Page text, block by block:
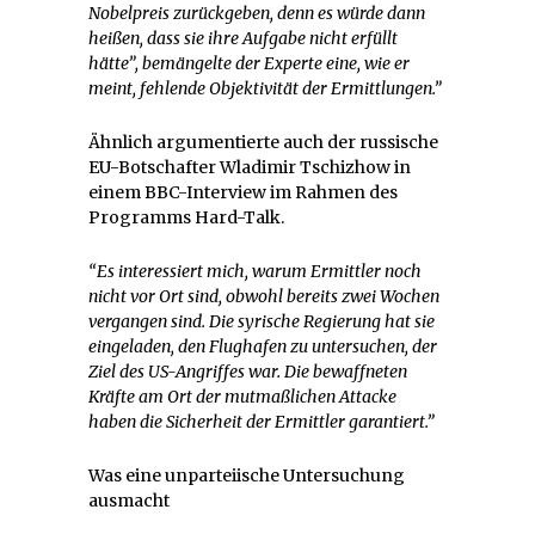
Nobelpreis zurückgeben, denn es würde dann
heißen, dass sie ihre Aufgabe nicht erfüllt
hätte”, bemängelte der Experte eine, wie er
meint, fehlende Objektivität der Ermittlungen.”
Ähnlich argumentierte auch der russische
EU-Botschafter Wladimir Tschizhow in
einem BBC-Interview im Rahmen des
Programms Hard-Talk.
“Es interessiert mich, warum Ermittler noch
nicht vor Ort sind, obwohl bereits zwei Wochen
vergangen sind. Die syrische Regierung hat sie
eingeladen, den Flughafen zu untersuchen, der
Ziel des US-Angriffes war. Die bewaffneten
Kräfte am Ort der mutmaßlichen Attacke
haben die Sicherheit der Ermittler garantiert.”
Was eine unparteiische Untersuchung
ausmacht